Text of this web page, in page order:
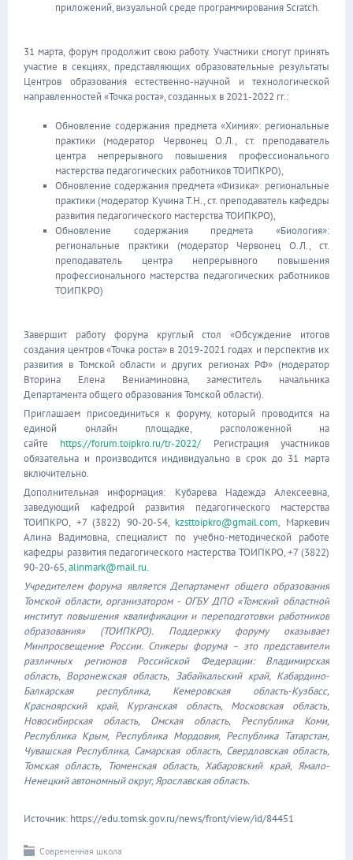
приложений, визуальной среде программирования Scratch.
31 марта, форум продолжит свою работу. Участники смогут принять
участие в секциях, представляющих образовательные результаты
Центров образования естественно-научной и технологической
направленностей «Точка роста», созданных в 2021-2022 гг.:
Обновление содержания предмета «Химия»: региональные
практики (модератор Червонец О.Л., ст. преподаватель
центра непрерывного повышения профессионального
мастерства педагогических работников ТОИПКРО),
Обновление содержания предмета «Физика»: региональные
практики (модератор Кучина Т.Н., ст. преподаватель кафедры
развития педагогического мастерства ТОИПКРО),
Обновление содержания предмета «Биология»:
региональные практики (модератор Червонец О.Л., ст.
преподаватель центра непрерывного повышения
профессионального мастерства педагогических работников
ТОИПКРО)
Завершит работу форума круглый стол «Обсуждение итогов
создания центров «Точка роста» в 2019-2021 годах и перспектив их
развития в Томской области и других регионах РФ» (модератор
Вторина Елена Вениаминовна, заместитель начальника
Департамента общего образования Томской области).
Приглашаем присоединиться к форуму, который проводится на
единой онлайн площадке, расположенной на
сайте https://forum.toipkro.ru/tr-2022/ Регистрация участников
обязательна и производится индивидуально в срок до 31 марта
включительно.
Дополнительная информация: Кубарева Надежда Алексеевна,
заведующий кафедрой развития педагогического мастерства
ТОИПКРО, +7 (3822) 90-20-54, kzsttoipkro@gmail.com, Маркевич
Алина Вадимовна, специалист по учебно-методической работе
кафедры развития педагогического мастерства ТОИПКРО, +7 (3822)
90-20-65,alinmark@mail.ru.
Учредителем форума является Департамент общего образования
Томской области, организатором - ОГБУ ДПО «Томский областной
институт повышения квалификации и переподготовки работников
образования» (ТОИПКРО). Поддержку форуму оказывает
Минпросвещение России. Спикеры форума – это представители
различных регионов Российской Федерации: Владимирская
область, Воронежская область, Забайкальский край, Кабардино-
Балкарская республика, Кемеровская область-Кузбасс,
Красноярский край, Курганская область, Московская область,
Новосибирская область, Омская область, Республика Коми,
Республика Крым, Республика Мордовия, Республика Татарстан,
Чувашская Республика, Самарская область, Свердловская область,
Томская область, Тюменская область, Хабаровский край, Ямало-
Ненецкий автономный округ, Ярославская область.
Источник: https://edu.tomsk.gov.ru/news/front/view/id/84451
Современная школа